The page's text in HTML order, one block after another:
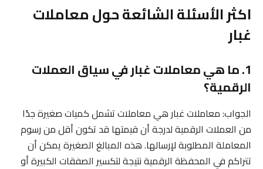
اكثر الأسئلة الشائعة حول معاملات
غبار
1. ما هي معاملات غبار في سياق العملات
الرقمية؟
الجواب: معاملات غبار هي معاملات تشمل كميات صغيرة جدًا
من العملات الرقمية لدرجة أن قيمتها قد تكون أقل من رسوم
المعاملة المطلوبة لإرسالها. هذه المبالغ الصغيرة يمكن أن
تتراكم في المحفظة الرقمية نتيجة لتكسير الصفقات الكبيرة أو